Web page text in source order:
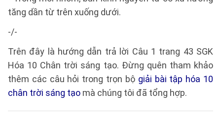
tăng dần từ trên xuống dưới.
-/-
Trên đây là hướng dẫn trả lời Câu 1 trang 43 SGK
Hóa 10 Chân trời sáng tạo. Đừng quên tham khảo
thêm các câu hỏi trong trọn bộ giải bài tập hóa 10
chân trời sáng tạo mà chúng tôi đã tổng hợp.